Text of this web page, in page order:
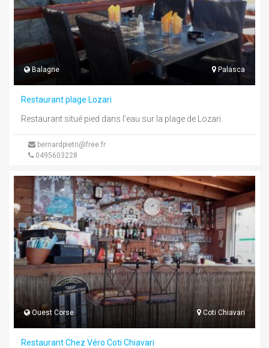
Balagne Palasca
Restaurant plage Lozari
Restaurant situé pied dans l'eau sur la plage de Lozari.
bernardpietri@free.fr
0495603228
Ouest Corse Coti Chiavari
Restaurant Chez Véro Coti Chiavari